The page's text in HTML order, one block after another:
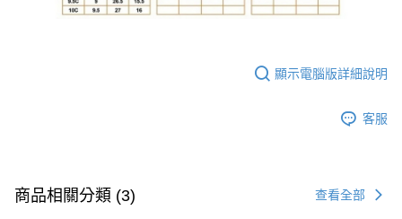
顯示電腦版詳細說明
客服
商品相關分類 (3) 查看全部